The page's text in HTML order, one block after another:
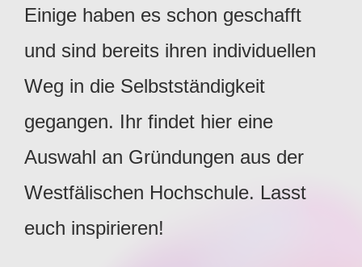
Einige haben es schon geschafft
und sind bereits ihren individuellen
Weg in die Selbstständigkeit
gegangen. Ihr findet hier eine
Auswahl an Gründungen aus der
Westfälischen Hochschule. Lasst
euch inspirieren!